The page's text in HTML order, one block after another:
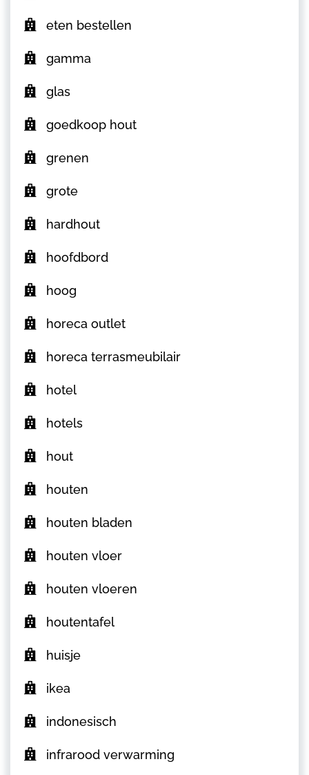
eten bestellen
gamma
glas
goedkoop hout
grenen
grote
hardhout
hoofdbord
hoog
horeca outlet
horeca terrasmeubilair
hotel
hotels
hout
houten
houten bladen
houten vloer
houten vloeren
houtentafel
huisje
ikea
indonesisch
infrarood verwarming